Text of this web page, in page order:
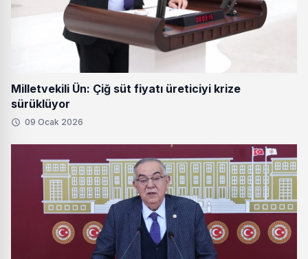
Milletvekili Ün: Çiğ süt fiyatı üreticiyi krize
sürüklüyor
09 Ocak 2026